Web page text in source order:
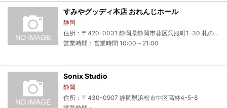
すみやグッディ本店 おれんじホール
静岡
住所：〒420-0031 静岡県静岡市葵区呉服町1-30 札の辻クロス2F
営業時間：営業時間 10:00～21:00
Sonix Studio
静岡
住所：〒430-0907 静岡県浜松市中区高林4-5-8